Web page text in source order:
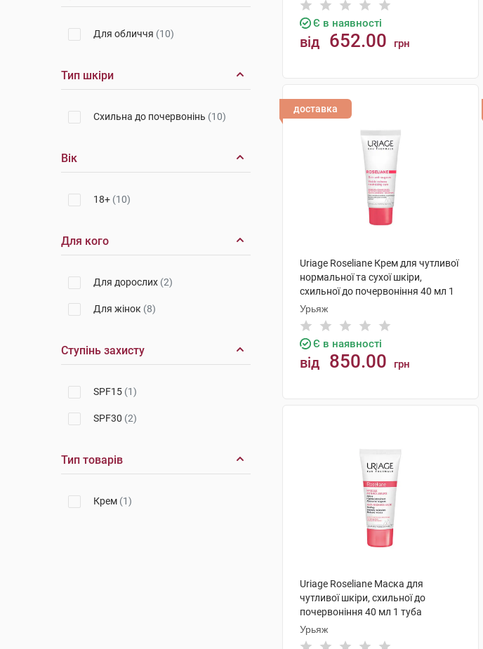
Для обличчя (10)
Тип шкіри
Схильна до почервонінь (10)
Вік
18+ (10)
Для кого
Для дорослих (2)
Для жінок (8)
Ступінь захисту
SPF15 (1)
SPF30 (2)
Тип товарів
Крем (1)
Є в наявності
від 652.00 грн
доставка
Uriage Roseliane Крем для чутливої
нормальної та сухої шкіри,
схильної до почервоніння 40 мл 1
туба
Урьяж
Є в наявності
від 850.00 грн
Uriage Roseliane Маска для
чутливої шкіри, схильної до
почервоніння 40 мл 1 туба
Урьяж